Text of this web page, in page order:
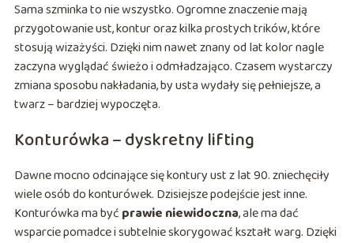
Sama szminka to nie wszystko. Ogromne znaczenie mają
przygotowanie ust, kontur oraz kilka prostych trików, które
stosują wizażyści. Dzięki nim nawet znany od lat kolor nagle
zaczyna wyglądać świeżo i odmładzająco. Czasem wystarczy
zmiana sposobu nakładania, by usta wydały się pełniejsze, a
twarz – bardziej wypoczęta.
Konturówka – dyskretny lifting
Dawne mocno odcinające się kontury ust z lat 90. zniechęciły
wiele osób do konturówek. Dzisiejsze podejście jest inne.
Konturówka ma być prawie niewidoczna, ale ma dać
wsparcie pomadce i subtelnie skorygować kształt warg. Dzięki